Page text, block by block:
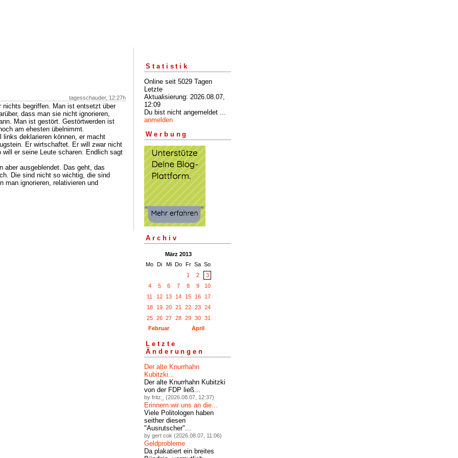
tagesschauder, 12:27h
nichts begriffen. Man ist entsetzt über
dass man sie nicht ignorieren,
Man ist gestört. Gestörtwerden ist
am ehesten übelnimmt.
deklarieren können, er macht
Er wirtschaftet. Er will zwar nicht
er seine Leute scharen. Endlich sagt
aber ausgeblendet. Das geht, das
Die sind nicht so wichtig, die sind
man ignorieren, relativieren und
Statistik
Online seit 5029 Tagen
Letzte
Aktualisierung: 2026.08.07,
12:09
Du bist nicht angemeldet ...
anmelden
Werbung
Archiv
März 2013
Mo Di Mi Do Fr Sa So
1
2
3
4
5 6 7 8 9
10
11
12 13 14 15 16
17
18
19 20 21 22 23
24
25
26 27 28 29 30
31
Februar
April
Letzte
Änderungen
Der alte Knurrhahn
Kubitzki...
Der alte Knurrhahn Kubitzki
von der FDP ließ...
by fritz_ (2026.08.07, 12:37)
Erinnern wir uns an die...
Viele Politologen haben
seither diesen
"Ausrutscher"...
by gert cok (2026.08.07, 11:06)
Geldprobleme
Da plakatiert ein breites